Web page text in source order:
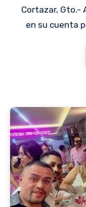
Cortazar, Gto.-
en su cuenta